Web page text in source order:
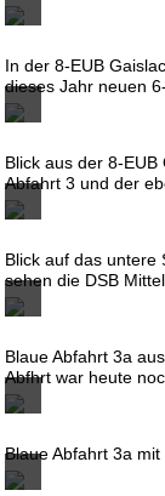
In der 8-EUB
dieses Jahr neuen
Blick aus der 8-
Abfahrt 3 und der
Blick auf das untere
sehen die DSB
Blaue Abfahrt 3a
Abfhrt war heute
Blaue Abfahrt 3a